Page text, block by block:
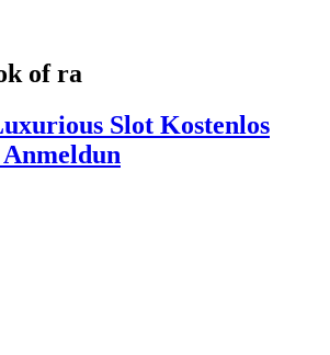
of ra
Slot Kostenlos